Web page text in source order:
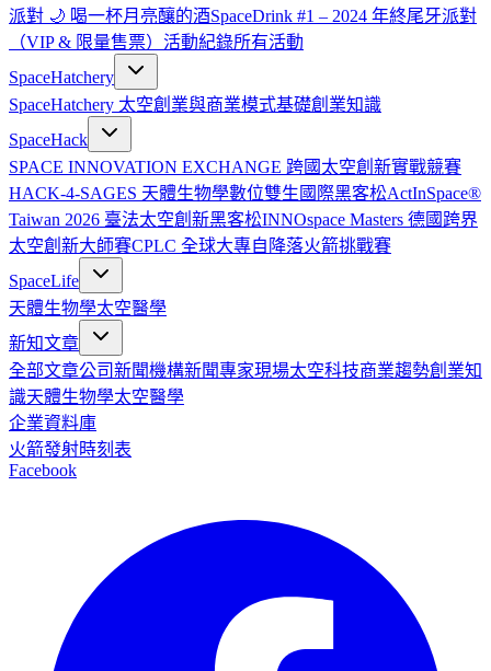
派對 🌙 喝一杯月亮釀的酒SpaceDrink #1 – 2024 年終尾牙派對
（VIP & 限量售票） 活動紀錄所有活動
SpaceHatchery
SpaceHatchery 太空創業與商業模式基礎創業知識
SpaceHack
SPACE INNOVATION EXCHANGE 跨國太空創新實戰競賽
HACK-4-SAGES 天體生物學數位雙生國際黑客松ActInSpace®
Taiwan 2026 臺法太空創新黑客松INNOspace Masters 德國跨界
太空創新大師賽CPLC 全球大專自降落火箭挑戰賽
SpaceLife
天體生物學太空醫學
新知文章
全部文章公司新聞機構新聞專家現場太空科技商業趨勢創業知
識天體生物學太空醫學
企業資料庫
火箭發射時刻表
Facebook